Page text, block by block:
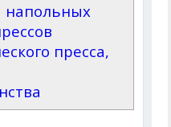
напольных
пресса,